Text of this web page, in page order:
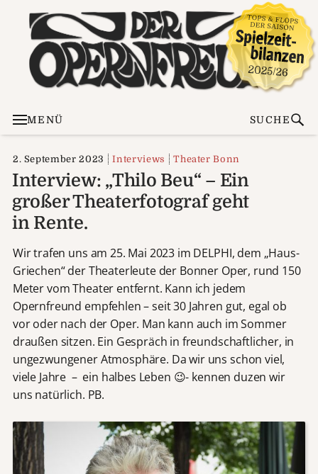
MENÜ SUCHE
2. September 2023 Interviews Theater Bonn
Interview: „Thilo Beu“ – Ein
großer Theaterfotograf geht
in Rente.
Wir trafen uns am 25. Mai 2023 im DELPHI, dem „Haus-
Griechen“ der Theaterleute der Bonner Oper, rund 150
Meter vom Theater entfernt. Kann ich jedem
Opernfreund empfehlen – seit 30 Jahren gut, egal ob
vor oder nach der Oper. Man kann auch im Sommer
draußen sitzen. Ein Gespräch in freundschaftlicher, in
ungezwungener Atmosphäre. Da wir uns schon viel,
viele Jahre – ein halbes Leben 😉- kennen duzen wir
uns natürlich. PB.